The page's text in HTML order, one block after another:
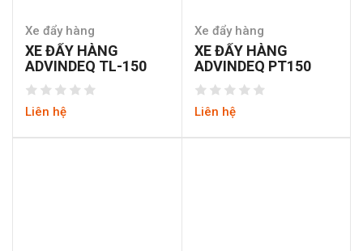
Xe đẩy hàng
XE ĐẨY HÀNG
ADVINDEQ TL-150
Liên hệ
Xe đẩy hàng
XE ĐẨY HÀNG
ADVINDEQ PT150
Liên hệ